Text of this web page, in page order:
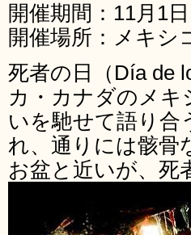
開催期間：11月1日
開催場所：メキシ
死者の日（Día de
カ・カナダのメキ
いを馳せて語り合
れ、通りには骸骨
お盆と近いが、死